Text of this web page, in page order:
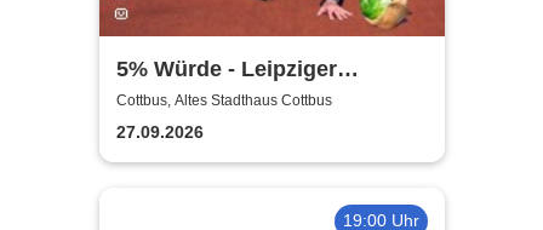
5% Würde - Leipziger
Pfeffermühle
Cottbus, Altes Stadthaus Cottbus
27.09.2026
19:00 Uhr